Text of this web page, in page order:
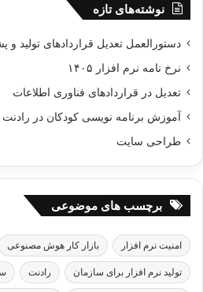
نوشته‌های تازه
دستورالعمل تعدیل قراردادهای تولید و
نرخ نامه نرم افزار ۱۴۰۵
تعدیل در قراردادهای فناوری اطلاعات
آموزش برنامه نویسی کودکان در رادنت
طراحی سایت
برچسب های موضوعی
امنیت نرم افزار بازار کار هوش مصنوعی
تولید نرم افزار برای سازمان رادنت